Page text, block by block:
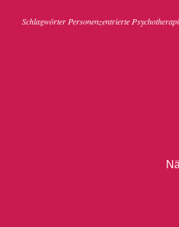
Schlagwörter Personenzentrierte